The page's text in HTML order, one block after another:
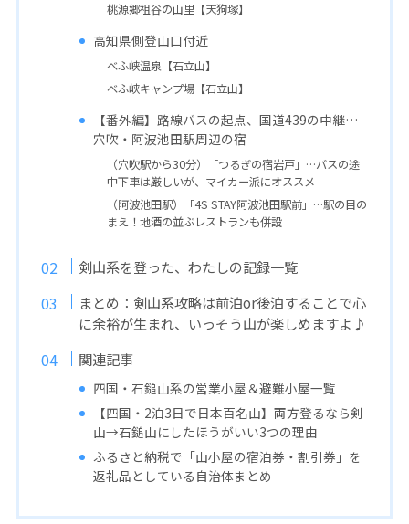
桃源郷祖谷の山里【天狗塚】
高知県側登山口付近
べふ峡温泉【石立山】
べふ峡キャンプ場【石立山】
【番外編】路線バスの起点、国道439の中継…
穴吹・阿波池田駅周辺の宿
（穴吹駅から30分）「つるぎの宿岩戸」…バスの途
中下車は厳しいが、マイカー派にオススメ
（阿波池田駅）「4S STAY阿波池田駅前」…駅の目の
まえ！地酒の並ぶレストランも併設
剣山系を登った、わたしの記録一覧
まとめ：剣山系攻略は前泊or後泊することで心
に余裕が生まれ、いっそう山が楽しめますよ♪
関連記事
四国・石鎚山系の営業小屋＆避難小屋一覧
【四国・2泊3日で日本百名山】両方登るなら剣
山→石鎚山にしたほうがいい3つの理由
ふるさと納税で「山小屋の宿泊券・割引券」を
返礼品としている自治体まとめ